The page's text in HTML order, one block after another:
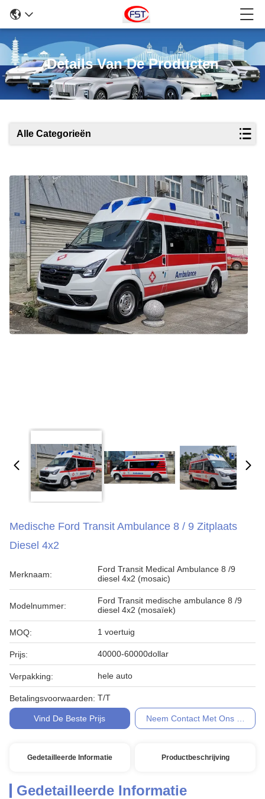
Details Van De Producten
Alle Categorieën
Medische Ford Transit Ambulance 8 / 9 Zitplaats
Diesel 4x2
Merknaam:
Ford Transit Medical Ambulance 8 /9
diesel 4x2 (mosaic)
Modelnummer:
Ford Transit medische ambulance 8 /9
diesel 4x2 (mosaïek)
MOQ: 1 voertuig
Prijs: 40000-60000dollar
Verpakking: hele auto
Betalingsvoorwaarden: T/T
Vind De Beste Prijs Neem Contact Met Ons Op
Gedetailleerde Informatie Productbeschrijving
Gedetailleerde Informatie